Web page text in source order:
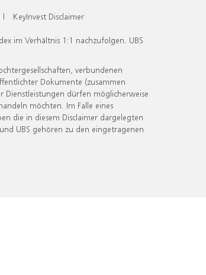
| KeyInvest Disclaimer
im Verhältnis 1:1 nachzufolgen. UBS
verbundenen
Dokumente (zusammen
Dienstleistungen dürfen möglicherweise
möchten. Im Falle eines
die in diesem Disclaimer dargelegten
UBS gehören zu den eingetragenen